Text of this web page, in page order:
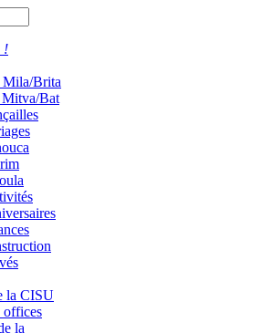
!
Brita
Bat
la CISU
offices
la